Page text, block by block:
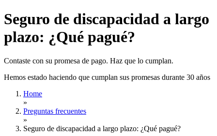
Seguro de discapacidad a largo
plazo: ¿Qué pagué?
Contaste con su promesa de pago. Haz que lo cumplan.
Hemos estado haciendo que cumplan sus promesas durante 30 años
Home
»
Preguntas frecuentes
»
Seguro de discapacidad a largo plazo: ¿Qué pagué?